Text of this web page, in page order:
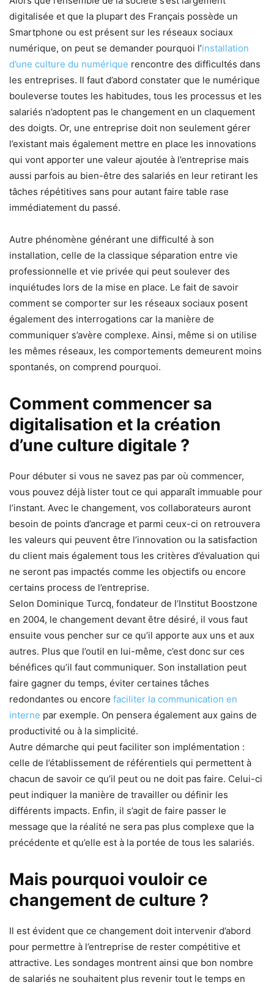
digitalisée et que la plupart des Français possède un
Smartphone ou est présent sur les réseaux sociaux
numérique, on peut se demander pourquoi l’installation
d’une culture du numérique rencontre des difficultés dans
les entreprises. Il faut d’abord constater que le numérique
bouleverse toutes les habitudes, tous les processus et les
salariés n’adoptent pas le changement en un claquement
des doigts. Or, une entreprise doit non seulement gérer
l’existant mais également mettre en place les innovations
qui vont apporter une valeur ajoutée à l’entreprise mais
aussi parfois au bien-être des salariés en leur retirant les
tâches répétitives sans pour autant faire table rase
immédiatement du passé.
Autre phénomène générant une difficulté à son
installation, celle de la classique séparation entre vie
professionnelle et vie privée qui peut soulever des
inquiétudes lors de la mise en place. Le fait de savoir
comment se comporter sur les réseaux sociaux posent
également des interrogations car la manière de
communiquer s’avère complexe. Ainsi, même si on utilise
les mêmes réseaux, les comportements demeurent moins
spontanés, on comprend pourquoi.
Comment commencer sa
digitalisation et la création
d’une culture digitale ?
Pour débuter si vous ne savez pas par où commencer,
vous pouvez déjà lister tout ce qui apparaît immuable pour
l’instant. Avec le changement, vos collaborateurs auront
besoin de points d’ancrage et parmi ceux-ci on retrouvera
les valeurs qui peuvent être l’innovation ou la satisfaction
du client mais également tous les critères d’évaluation qui
ne seront pas impactés comme les objectifs ou encore
certains process de l’entreprise.
Selon Dominique Turcq, fondateur de l’Institut Boostzone
en 2004, le changement devant être désiré, il vous faut
ensuite vous pencher sur ce qu’il apporte aux uns et aux
autres. Plus que l’outil en lui-même, c’est donc sur ces
bénéfices qu’il faut communiquer. Son installation peut
faire gagner du temps, éviter certaines tâches
redondantes ou encore faciliter la communication en
interne par exemple. On pensera également aux gains de
productivité ou à la simplicité.
Autre démarche qui peut faciliter son implémentation :
celle de l’établissement de référentiels qui permettent à
chacun de savoir ce qu’il peut ou ne doit pas faire. Celui-ci
peut indiquer la manière de travailler ou définir les
différents impacts. Enfin, il s’agit de faire passer le
message que la réalité ne sera pas plus complexe que la
précédente et qu’elle est à la portée de tous les salariés.
Mais pourquoi vouloir ce
changement de culture ?
Il est évident que ce changement doit intervenir d’abord
pour permettre à l’entreprise de rester compétitive et
attractive. Les sondages montrent ainsi que bon nombre
de salariés ne souhaitent plus revenir tout le temps en